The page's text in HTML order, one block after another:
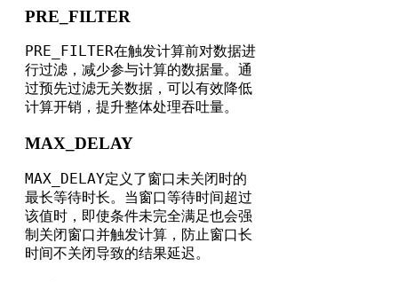
PRE_FILTER
PRE_FILTER在触发计算前对数据进
行过滤，减少参与计算的数据量。通
过预先过滤无关数据，可以有效降低
计算开销，提升整体处理吞吐量。
MAX_DELAY
MAX_DELAY定义了窗口未关闭时的
最长等待时长。当窗口等待时间超过
该值时，即使条件未完全满足也会强
制关闭窗口并触发计算，防止窗口长
时间不关闭导致的结果延迟。